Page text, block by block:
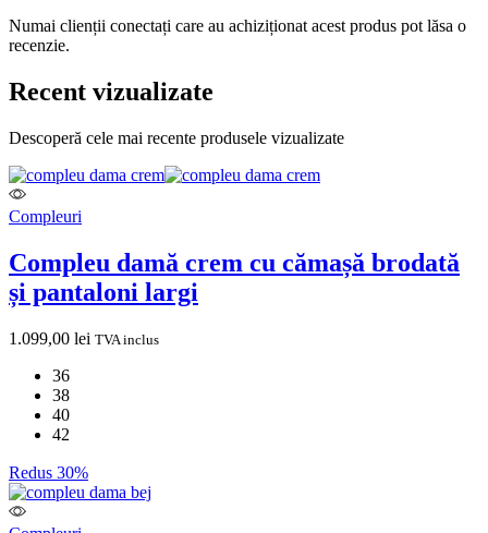
Numai clienții conectați care au achiziționat acest produs pot lăsa o
recenzie.
Recent vizualizate
Descoperă cele mai recente produsele vizualizate
Compleuri
Compleu damă crem cu cămașă brodată
și pantaloni largi
1.099,00 lei TVA inclus
36
38
40
42
Redus 30%